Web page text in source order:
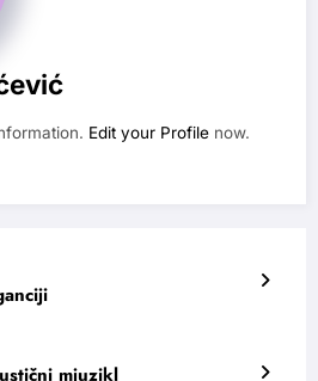
Edit your Profile now.
mjuzikl